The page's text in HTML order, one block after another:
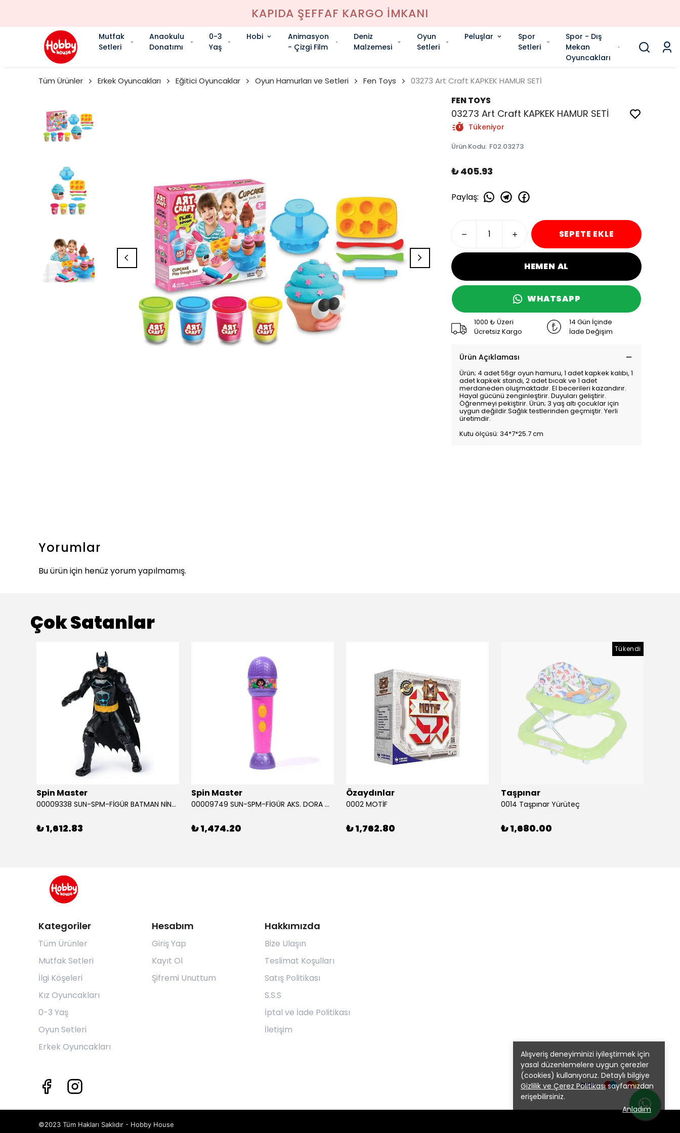
KAPIDA ŞEFFAF KARGO İMKANI
Mutfak
Setleri
Anaokulu
Donatımı
0-3
Yaş
Hobi
Animasyon
- Çizgi Film
Deniz
Malzemesi
Oyun
Setleri
Peluşlar
Spor
Setleri
Spor - Dış
Mekan
Oyuncakları
Alışveriş deneyiminizi iyileştirmek için
yasal düzenlemelere uygun çerezler
(cookies) kullanıyoruz. Detaylı bilgiye
Gizlilik ve Çerez Politikasısayfamızdan
erişebilirsiniz.
Anladım
Tüm Ürünler Erkek Oyuncakları Eğitici Oyuncaklar Oyun Hamurları ve Setleri Fen Toys 03273 Art Craft KAPKEK HAMUR SETİ
FEN TOYS
03273 Art Craft KAPKEK HAMUR SETİ
Tükeniyor
Ürün Kodu: F02.03273
₺ 405.93
Paylaş:
SEPETE EKLE
HEMEN AL
WHATSAPP
1000 ₺ Üzeri
Ücretsiz Kargo
14 Gün İçinde
İade Değişim
Ürün Açıklaması
Ürün; 4 adet 56gr oyun hamuru, 1 adet kapkek kalıbı, 1
adet kapkek standı, 2 adet bıcak ve 1 adet
merdaneden oluşmaktadır. El becerileri kazandırır.
Hayal gücünü zenginleştirir. Duyuları geliştirir.
Öğrenmeyi pekiştirir. Ürün; 3 yaş altı çocuklar için
uygun değildir.Sağlık testlerinden geçmiştir. Yerli
üretimdir.
Kutu ölçüsü: 34*7*25.7 cm
Yorumlar
Bu ürün için henüz yorum yapılmamış.
Çok Satanlar
Spin Master
00009338 SUN-SPM-FİGÜR BATMAN NİNJA STRIKE 30 CM. EXC.
₺ 1,612.83
Spin Master
00009749 SUN-SPM-FİGÜR AKS. DORA MİKROFON YAĞMUR ORMANI RİTMİ (DORA) SESLİ
₺ 1,474.20
Özaydınlar
0002 MOTİF
₺ 1,762.80
Tükendi
Taşpınar
0014 Taşpınar Yürüteç
₺ 1,680.00
Kategoriler
Tüm Ürünler
Mutfak Setleri
İlgi Köşeleri
Kız Oyuncakları
0-3 Yaş
Oyun Setleri
Erkek Oyuncakları
Hesabım
Giriş Yap
Kayıt Ol
Şifremi Unuttum
Hakkımızda
Bize Ulaşın
Teslimat Koşulları
Satış Politikası
S.S.S
İptal ve İade Politikası
İletişim
©2023 Tüm Hakları Saklıdır - Hobby House